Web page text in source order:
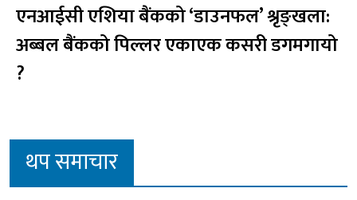
एनआईसी एशिया बैंकको ‘डाउनफल’ श्रृङ्खला:
अब्बल बैंकको पिल्लर एकाएक कसरी डगमगायो
?
थप समाचार